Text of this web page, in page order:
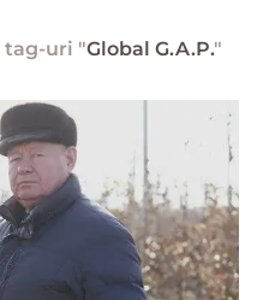
tag-uri "Global G.A.P."